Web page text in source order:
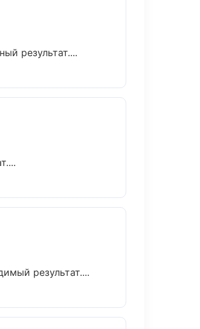
результат....
результат....